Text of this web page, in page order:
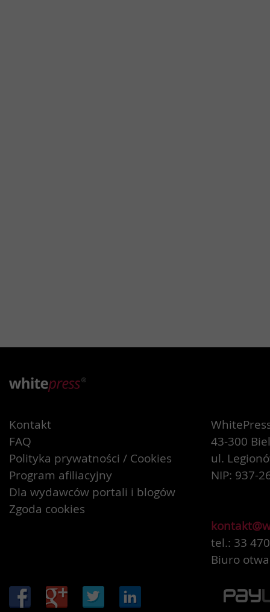
Kontakt
FAQ
Polityka prywatności / Cookies
Program afiliacyjny
Dla wydawców portali i blogów
Zgoda cookies
43-300
ul.
NIP: 937-
tel.: 33
Biuro